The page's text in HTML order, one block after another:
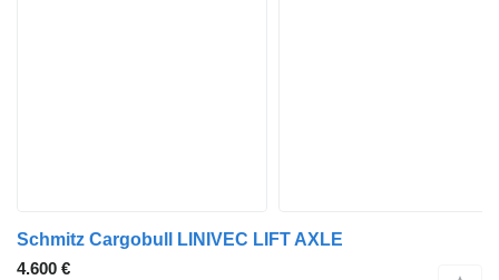
Schmitz Cargobull LINIVEC LIFT AXLE
4.600 €